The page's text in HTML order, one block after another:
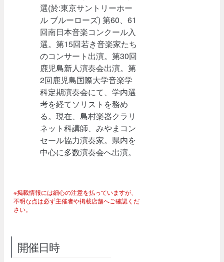
選(於:東京サントリーホー
ル ブルーローズ) 第60、61
回南日本音楽コンクール入
選。第15回若き音楽家たち
のコンサート出演。第30回
鹿児島新人演奏会出演。第
2回鹿児島国際大学音楽学
科定期演奏会にて、学内選
考を経てソリストを務め
る。現在、島村楽器クラリ
ネット科講師、みやまコン
セール協力演奏家。県内を
中心に多数演奏会へ出演。
※掲載情報には細心の注意を払っていますが、
不明な点は必ず主催者や掲載店舗へご確認くだ
さい。
開催日時